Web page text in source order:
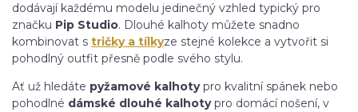
dodávají každému modelu jedinečný vzhled typický pro
značku Pip Studio. Dlouhé kalhoty můžete snadno
kombinovat s tričky a tílkyze stejné kolekce a vytvořit si
pohodlný outfit přesně podle svého stylu.
Ať už hledáte pyžamové kalhotypro kvalitní spánek nebo
pohodlné dámské dlouhé kalhotypro domácí nošení, v